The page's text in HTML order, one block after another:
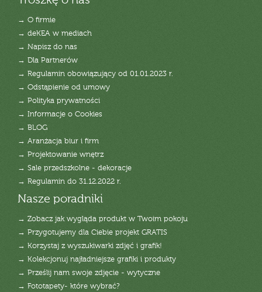
→ O firmie
→ deKEA w mediach
→ Napisz do nas
→ Dla Partnerów
→ Regulamin obowiązujący od 01.01.2023 r.
→ Odstąpienie od umowy
→ Polityka prywatności
→ Informacje o Cookies
→ BLOG
→ Aranżacja biur i firm
→ Projektowanie wnętrz
→ Sale przedszkolne - dekoracje
→ Regulamin do 31.12.2022 r.
Nasze poradniki
→ Zobacz jak wygląda produkt w Twoim pokoju
→ Przygotujemy dla Ciebie projekt GRATIS
→ Korzystaj z wyszukiwarki zdjęć i grafik!
→ Kolekcjonuj najładniejsze grafiki i produkty
→ Prześlij nam swoje zdjęcie - wytyczne
→ Fototapety- które wybrać?